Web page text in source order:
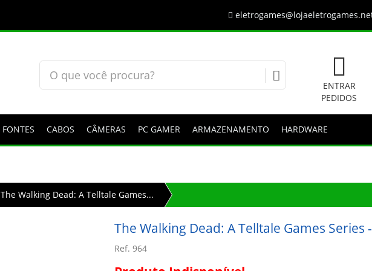
ENTRAR
PEDIDOS
FONTES CABOS CÂMERAS PC GAMER ARMAZENAMENTO HARDWARE
The Walking Dead: A Telltale Games...
The Walking Dead: A Telltale Games Series
Ref. 964